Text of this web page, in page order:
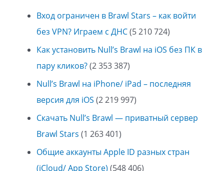
Вход ограничен в Brawl Stars – как войти
без VPN? Играем с ДНС(5 210 724)
Как установить Null’s Brawl на iOS без ПК в
пару кликов?(2 353 387)
Null’s Brawl на iPhone/ iPad – последняя
версия для iOS (2 219 997)
Скачать Null’s Brawl — приватный сервер
Brawl Stars (1 263 401)
Общие аккаунты Apple ID разных стран
(iCloud/ App Store) (548 406)